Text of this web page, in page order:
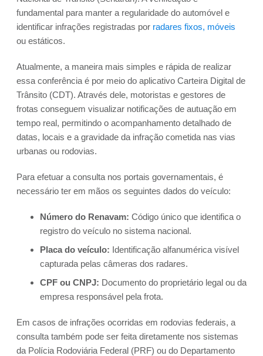
fundamental para manter a regularidade do automóvel e
identificar infrações registradas por radares fixos, móveis
ou estáticos.
Atualmente, a maneira mais simples e rápida de realizar
essa conferência é por meio do aplicativo Carteira Digital de
Trânsito (CDT). Através dele, motoristas e gestores de
frotas conseguem visualizar notificações de autuação em
tempo real, permitindo o acompanhamento detalhado de
datas, locais e a gravidade da infração cometida nas vias
urbanas ou rodovias.
Para efetuar a consulta nos portais governamentais, é
necessário ter em mãos os seguintes dados do veículo:
Número do Renavam: Código único que identifica o
registro do veículo no sistema nacional.
Placa do veículo: Identificação alfanumérica visível
capturada pelas câmeras dos radares.
CPF ou CNPJ: Documento do proprietário legal ou da
empresa responsável pela frota.
Em casos de infrações ocorridas em rodovias federais, a
consulta também pode ser feita diretamente nos sistemas
da Polícia Rodoviária Federal (PRF) ou do Departamento